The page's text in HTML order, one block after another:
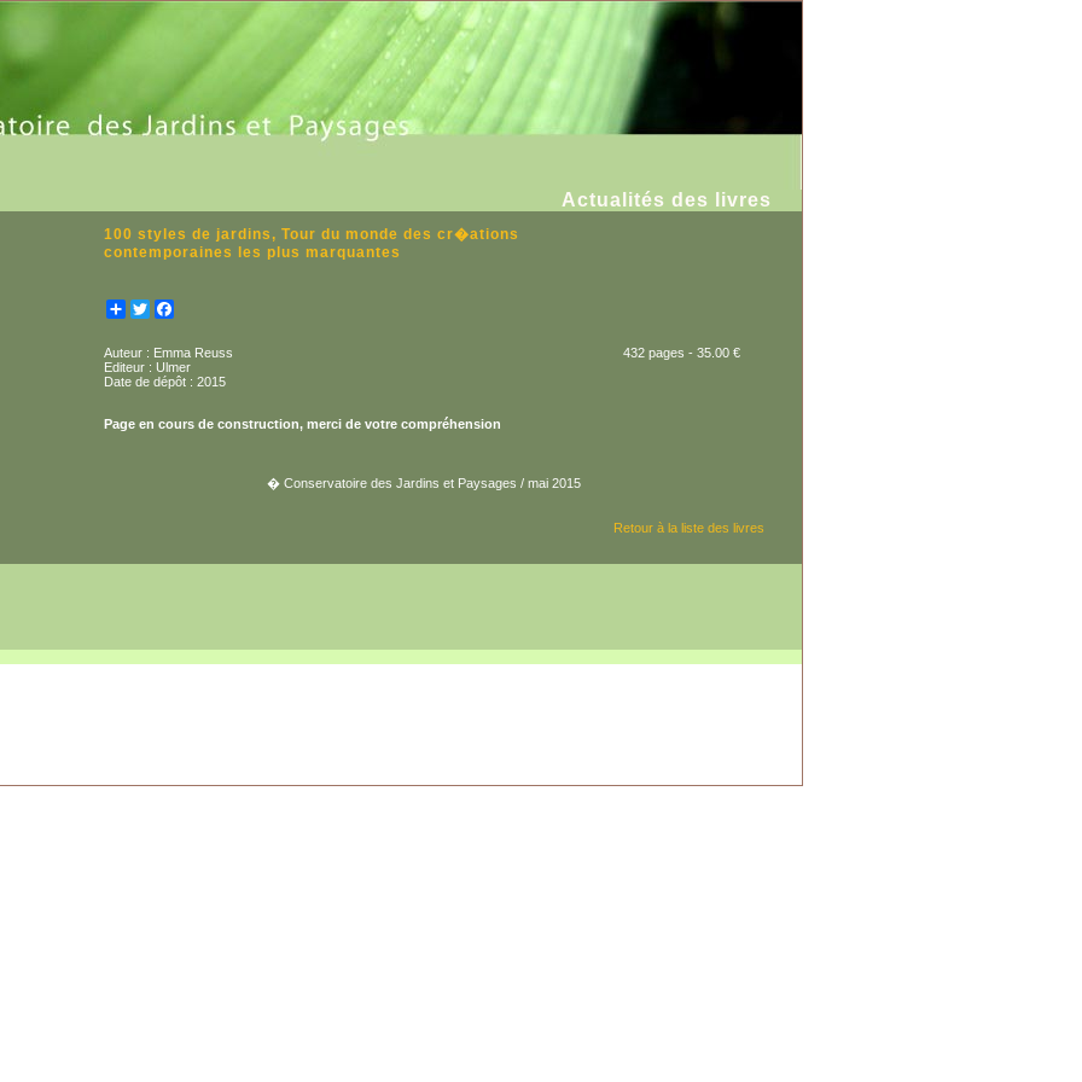
Actualités des livres
100 styles de jardins, Tour du monde des cr�ations
contemporaines les plus marquantes
Partager
Twitter
Auteur : Emma Reuss
Editeur : Ulmer
Date de dépôt : 2015
Page en cours de construction, merci de votre compréhension
� Conservatoire des Jardins et Paysages / mai 2015
432 pages - 35.00 €
Retour à la liste des livres